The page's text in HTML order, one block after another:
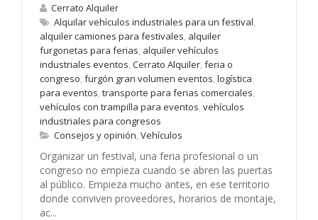
Cerrato Alquiler
Alquilar vehículos industriales para un festival,
alquiler camiones para festivales, alquiler
furgonetas para ferias, alquiler vehículos
industriales eventos, Cerrato Alquiler, feria o
congreso, furgón gran volumen eventos, logística
para eventos, transporte para ferias comerciales,
vehículos con trampilla para eventos, vehículos
industriales para congresos
Consejos y opinión, Vehículos
Organizar un festival, una feria profesional o un
congreso no empieza cuando se abren las puertas
al público. Empieza mucho antes, en ese territorio
donde conviven proveedores, horarios de montaje,
ac...